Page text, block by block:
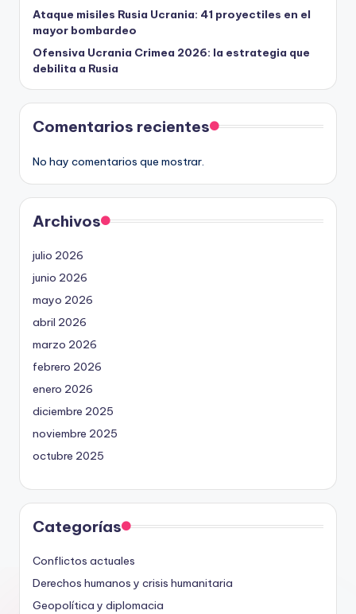
Ataque misiles Rusia Ucrania: 41 proyectiles en el
mayor bombardeo
Ofensiva Ucrania Crimea 2026: la estrategia que
debilita a Rusia
Comentarios recientes
No hay comentarios que mostrar.
Archivos
julio 2026
junio 2026
mayo 2026
abril 2026
marzo 2026
febrero 2026
enero 2026
diciembre 2025
noviembre 2025
octubre 2025
Categorías
Conflictos actuales
Derechos humanos y crisis humanitaria
Geopolítica y diplomacia